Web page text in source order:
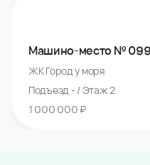
Машино-место № 099
ЖК Город у моря
Подъезд - / Этаж 2
1 000 000 ₽